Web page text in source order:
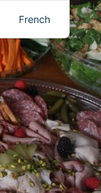
French
English